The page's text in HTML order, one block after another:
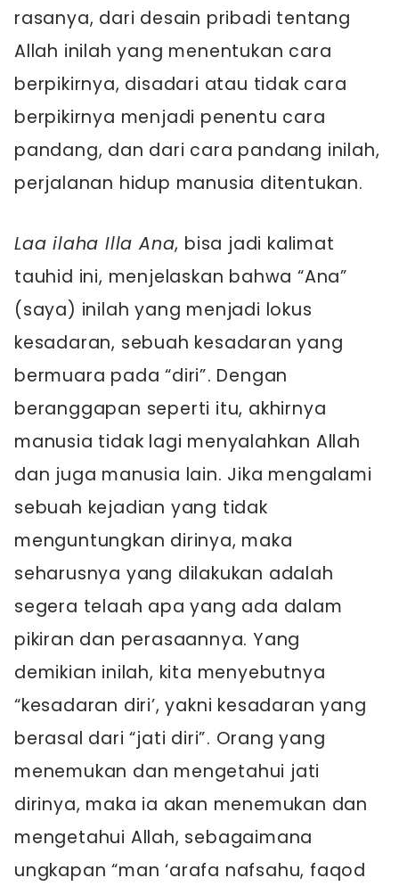
rasanya, dari desain pribadi tentang
Allah inilah yang menentukan cara
berpikirnya, disadari atau tidak cara
berpikirnya menjadi penentu cara
pandang, dan dari cara pandang inilah,
perjalanan hidup manusia ditentukan.
Laa ilaha Illa Ana, bisa jadi kalimat
tauhid ini, menjelaskan bahwa “Ana”
(saya) inilah yang menjadi lokus
kesadaran, sebuah kesadaran yang
bermuara pada “diri”. Dengan
beranggapan seperti itu, akhirnya
manusia tidak lagi menyalahkan Allah
dan juga manusia lain. Jika mengalami
sebuah kejadian yang tidak
menguntungkan dirinya, maka
seharusnya yang dilakukan adalah
segera telaah apa yang ada dalam
pikiran dan perasaannya. Yang
demikian inilah, kita menyebutnya
“kesadaran diri’, yakni kesadaran yang
berasal dari “jati diri”. Orang yang
menemukan dan mengetahui jati
dirinya, maka ia akan menemukan dan
mengetahui Allah, sebagaimana
ungkapan “man ‘arafa nafsahu, faqod